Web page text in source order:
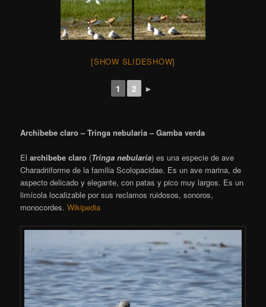
[SHOW SLIDESHOW]
1 2 ►
Archibebe claro – Tringa nebularia – Gamba verda
Elarchibebe claro (Tringa nebularia) es una especie de ave
Charadriiforme de la familia Scolopacidae. Es un ave marina, de
aspecto delicado y elegante, con patas y pico muy largos. Es un
limícola localizable por sus reclamos ruidosos, sonoros,
monocordes.Wikipedia